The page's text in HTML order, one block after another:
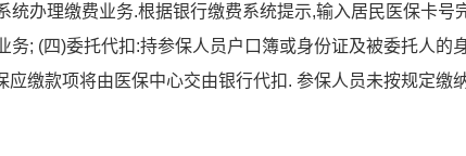
办理缴费业务.根据银行缴费系统提示,输入居民医保卡号
; (四)委托代扣:持参保人员户口簿或身份证及被委托人的
缴款项将由医保中心交由银行代扣. 参保人员未按规定缴